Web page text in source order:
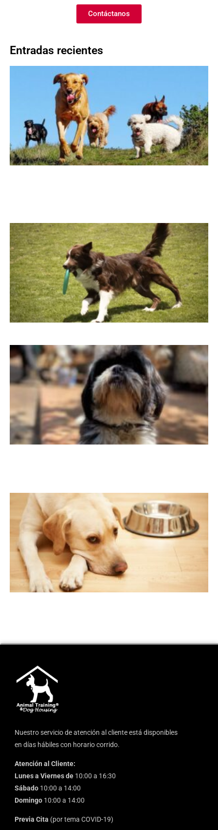
Contáctanos
Entradas recientes
Nuestro servicio de atención al cliente está disponibles
en días hábiles con horario corrido.
Atención al Cliente:
Lunes a Viernes de 10:00 a 16:30
Sábado 10:00 a 14:00
Domingo 10:00 a 14:00
Previa Cita (por tema COVID-19)